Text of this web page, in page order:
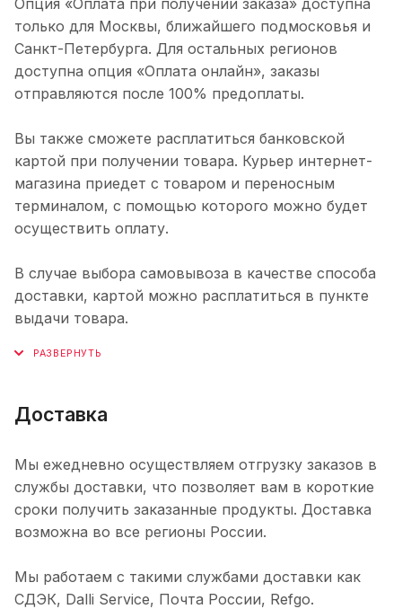
только для Москвы, ближайшего подмосковья и
Санкт-Петербурга. Для остальных регионов
доступна опция «Оплата онлайн», заказы
отправляются после 100% предоплаты.
Вы также сможете расплатиться банковской
картой при получении товара. Курьер интернет-
магазина приедет с товаром и переносным
терминалом, с помощью которого можно будет
осуществить оплату.
В случае выбора самовывоза в качестве способа
доставки, картой можно расплатиться в пункте
выдачи товара.
Доставка
Мы ежедневно осуществляем отгрузку заказов в
службы доставки, что позволяет вам в короткие
сроки получить заказанные продукты. Доставка
возможна во все регионы России.
Мы работаем с такими службами доставки как
СДЭК, Dalli Service, Почта России, Refgo.